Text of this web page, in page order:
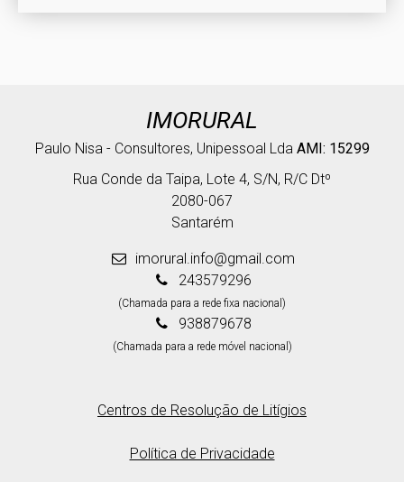
IMORURAL
Paulo Nisa - Consultores, Unipessoal Lda AMI: 15299
Rua Conde da Taipa, Lote 4, S/N, R/C Dtº
2080-067
Santarém
imorural.info@gmail.com
243579296
(Chamada para a rede fixa nacional)
938879678
(Chamada para a rede móvel nacional)
Centros de Resolução de Litígios
Política de Privacidade